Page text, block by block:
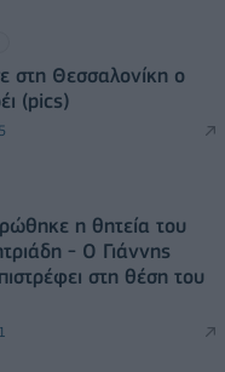
στη Θεσσαλονίκη ο
(pics)
η θητεία του
- Ο Γιάννης
στη θέση του